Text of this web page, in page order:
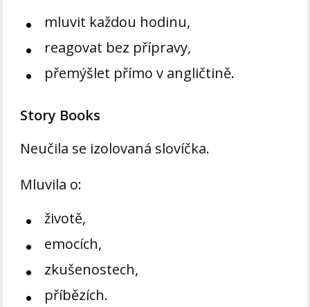
mluvit každou hodinu,
reagovat bez přípravy,
přemýšlet přímo v angličtině.
Story Books
Neučila se izolovaná slovíčka.
Mluvila o:
životě,
emocích,
zkušenostech,
příbězích.